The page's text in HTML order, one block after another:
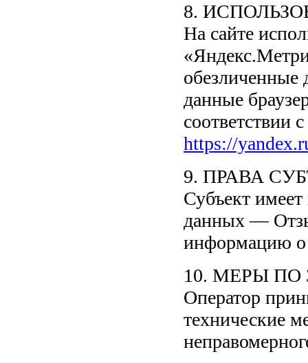
8.
На сайте
обезличенные
данные
соответствии
https://
9. ПРАВА
Субъект
данных —
информацию о
10. МЕРЫ
Оператор
технические